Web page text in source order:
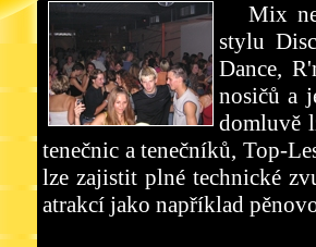
Mix
stylu
Dance,
nosičů a
domluvě
tenečnic a tenečníků, Top-
lze zajistit plné technické
atrakcí jako například